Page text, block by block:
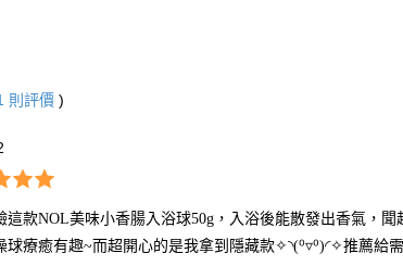
則評價 )
這款NOL美味小香腸入浴球50g，入浴後能散發出香氣，
球療癒有趣~而超開心的是我拿到隱藏款✧⁠◝⁠(⁠⁰⁠▿⁠⁰⁠)⁠◜⁠✧推薦給